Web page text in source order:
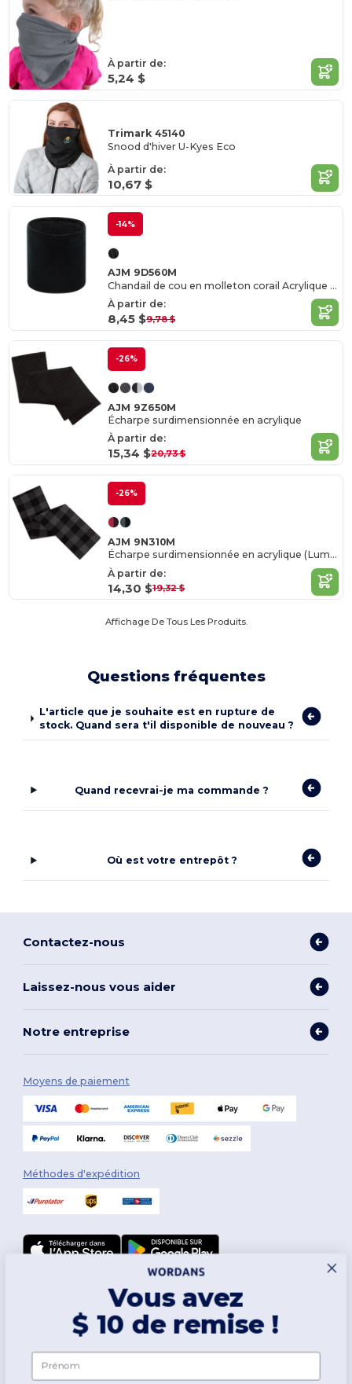
À partir de:
5,24 $
Trimark 45140
Snood d'hiver U-Kyes Eco
À partir de:
10,67 $
-14%
AJM 9D560M
Chandail de cou en molleton corail Acrylique / Polyester
À partir de:
8,45 $9,78 $
-26%
AJM 9Z650M
Écharpe surdimensionnée en acrylique
À partir de:
15,34 $20,73 $
-26%
AJM 9N310M
Écharpe surdimensionnée en acrylique (Lumberjack)
À partir de:
14,30 $19,32 $
Affichage De Tous Les Produits.
Questions fréquentes
L'article que je souhaite est en rupture de
stock. Quand sera t'il disponible de nouveau ?
Quand recevrai-je ma commande ?
Où est votre entrepôt ?
Contactez-nous
Laissez-nous vous aider
Notre entreprise
Moyens de paiement
Méthodes d'expédition
2026. Tous droits réservés
Conditions Générales
Confidentialité|Politique de Cookies|Plan du Site
Vous avez
$ 10 de remise !
Prénom